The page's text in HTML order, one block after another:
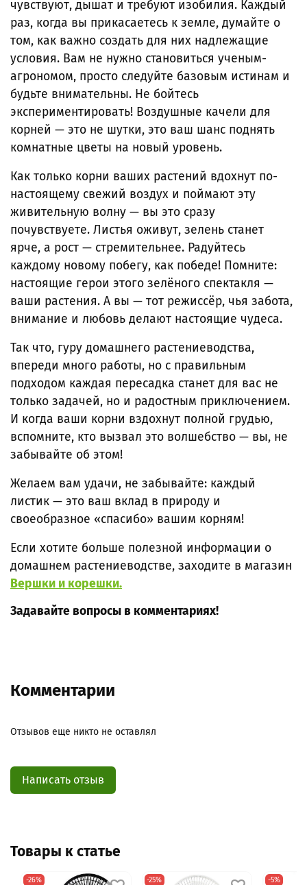
чувствуют, дышат и требуют изобилия. Каждый
раз, когда вы прикасаетесь к земле, думайте о
том, как важно создать для них надлежащие
условия. Вам не нужно становиться ученым-
агрономом, просто следуйте базовым истинам и
будьте внимательны. Не бойтесь
экспериментировать! Воздушные качели для
корней — это не шутки, это ваш шанс поднять
комнатные цветы на новый уровень.
Как только корни ваших растений вдохнут по-
настоящему свежий воздух и поймают эту
живительную волну — вы это сразу
почувствуете. Листья оживут, зелень станет
ярче, а рост — стремительнее. Радуйтесь
каждому новому побегу, как победе! Помните:
настоящие герои этого зелёного спектакля —
ваши растения. А вы — тот режиссёр, чья забота,
внимание и любовь делают настоящие чудеса.
Так что, гуру домашнего растениеводства,
впереди много работы, но с правильным
подходом каждая пересадка станет для вас не
только задачей, но и радостным приключением.
И когда ваши корни вздохнут полной грудью,
вспомните, кто вызвал это волшебство — вы, не
забывайте об этом!
Желаем вам удачи, не забывайте: каждый
листик — это ваш вклад в природу и
своеобразное «спасибо» вашим корням!
Если хотите больше полезной информации о
домашнем растениеводстве, заходите в магазин
Вершки и корешки.
Задавайте вопросы в комментариях!
Комментарии
Отзывов еще никто не оставлял
Написать отзыв
Товары к статье
-26% -25% -5%